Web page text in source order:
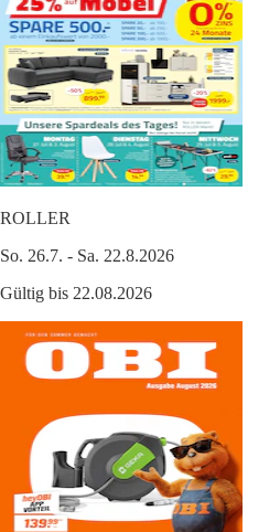
ROLLER
So. 26.7. - Sa. 22.8.2026
Gültig bis 22.08.2026